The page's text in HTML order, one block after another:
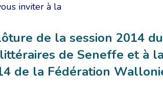
inviter à la
de la session 2014
de Seneffe et à
de la Fédération